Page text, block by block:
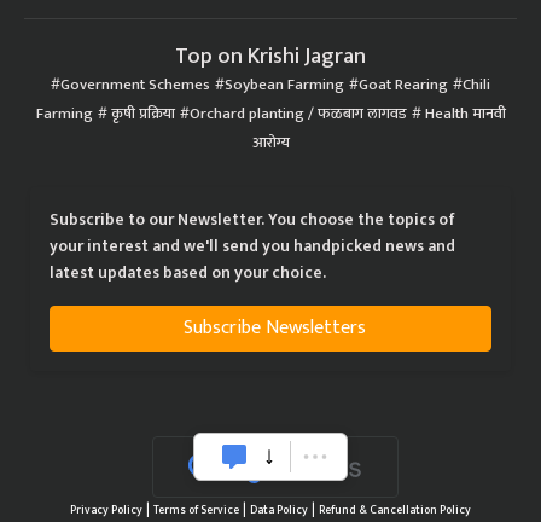
Top on Krishi Jagran
Government Schemes Soybean Farming Goat Rearing Chili
Farming कृषी प्रक्रिया Orchard planting / फळबाग लागवड Health मानवी
आरोग्य
Subscribe to our Newsletter. You choose the topics of
your interest and we'll send you handpicked news and
latest updates based on your choice.
Subscribe Newsletters
Privacy Policy| Terms of Service| Data Policy| Refund & Cancellation Policy